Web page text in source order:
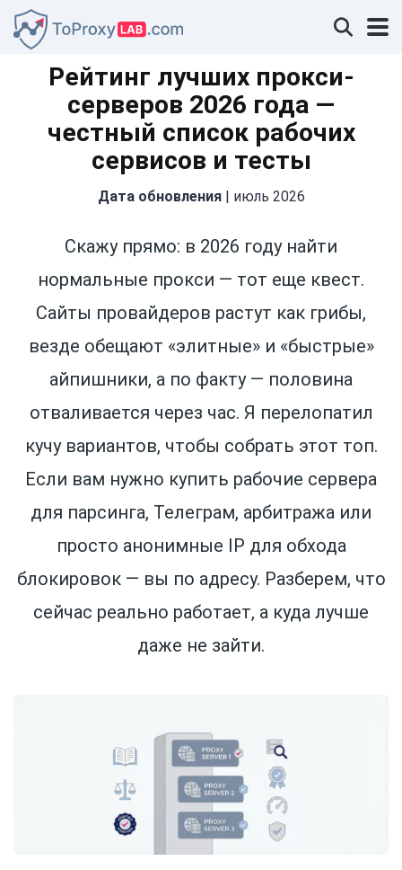
Рейтинг лучших прокси-
серверов 2026 года —
честный список рабочих
сервисов и тесты
Дата обновления| июль 2026
Скажу прямо: в 2026 году найти
нормальные прокси — тот еще квест.
Сайты провайдеров растут как грибы,
везде обещают «элитные» и «быстрые»
айпишники, а по факту — половина
отваливается через час. Я перелопатил
кучу вариантов, чтобы собрать этот топ.
Если вам нужно купить рабочие сервера
для парсинга, Телеграм, арбитража или
просто анонимные IP для обхода
блокировок — вы по адресу. Разберем, что
сейчас реально работает, а куда лучше
даже не зайти.